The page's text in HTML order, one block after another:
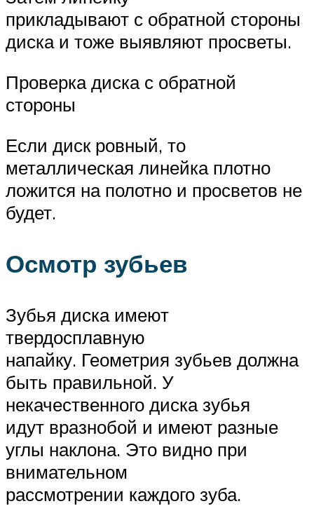
прикладывают с обратной стороны
диска и тоже выявляют просветы.
Проверка диска с обратной
стороны
Если диск ровный, то
металлическая линейка плотно
ложится на полотно и просветов не
будет.
Осмотр зубьев
Зубья диска имеют
твердосплавную
напайку. Геометрия зубьев должна
быть правильной. У
некачественного диска зубья
идут вразнобой и имеют разные
углы наклона. Это видно при
внимательном
рассмотрении каждого зуба.